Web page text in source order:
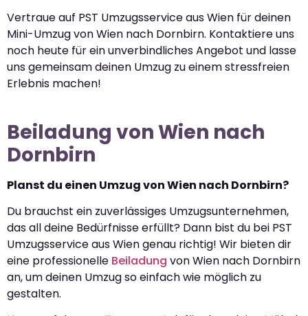
Vertraue auf PST Umzugsservice aus Wien für deinen
Mini-Umzug von Wien nach Dornbirn. Kontaktiere uns
noch heute für ein unverbindliches Angebot und lasse
uns gemeinsam deinen Umzug zu einem stressfreien
Erlebnis machen!
Beiladung von Wien nach
Dornbirn
Planst du einen Umzug von Wien nach Dornbirn?
Du brauchst ein zuverlässiges Umzugsunternehmen,
das all deine Bedürfnisse erfüllt? Dann bist du bei PST
Umzugsservice aus Wien genau richtig! Wir bieten dir
eine professionelle Beiladung von Wien nach Dornbirn
an, um deinen Umzug so einfach wie möglich zu
gestalten.